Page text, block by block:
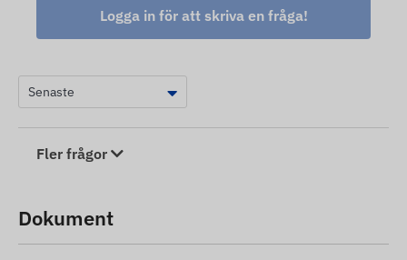
Logga in för att skriva en fråga!
Fler frågor
Dokument